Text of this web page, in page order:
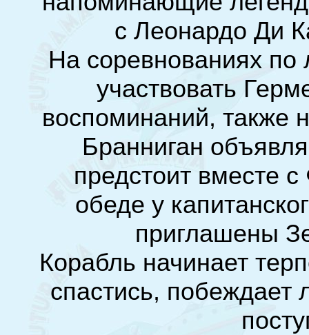
с Леонардо Ди
На соревнованиях по
участвовать
воспоминаний, также
Бранниган
предстоит вместе
обеде у
приглашены
Корабль начинает
спастись,